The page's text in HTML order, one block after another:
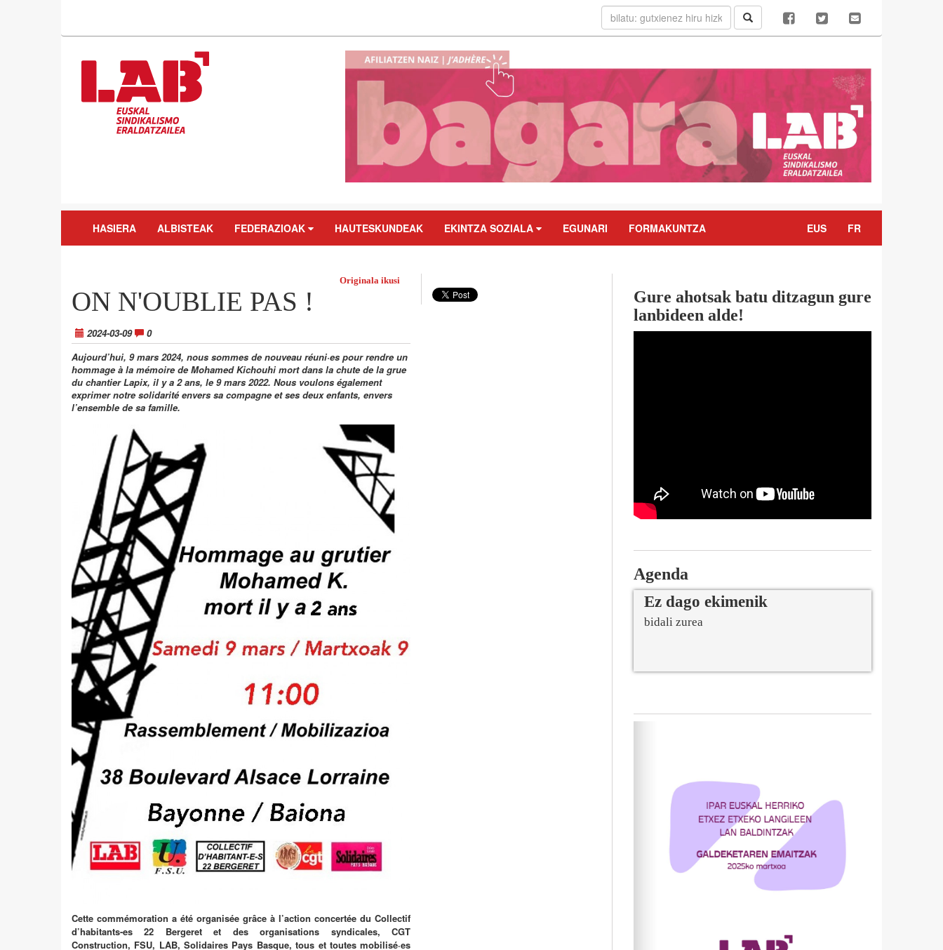
HASIERA ALBISTEAK FEDERAZIOAK HAUTESKUNDEAK EKINTZA SOZIALA EGUNARI FORMAKUNTZA EUS FR
Originala ikusi
ON N'OUBLIE PAS !
2024-03-09
0
Aujourd’hui, 9 mars 2024, nous sommes de nouveau réuni·es pour rendre un
hommage à la mémoire de Mohamed Kichouhi mort dans la chute de la grue
du chantier Lapix, il y a 2 ans, le 9 mars 2022. Nous voulons également
exprimer notre solidarité envers sa compagne et ses deux enfants, envers
l’ensemble de sa famille.
Cette commémoration a été organisée grâce à l’action concertée du Collectif
d’habitants-es 22 Bergeret et des organisations syndicales, CGT
Construction, FSU, LAB, Solidaires Pays Basque, tous et toutes mobilisé·es
Gure ahotsak batu ditzagun gure
lanbideen alde!
Agenda
Ez dago ekimenik
bidali zurea